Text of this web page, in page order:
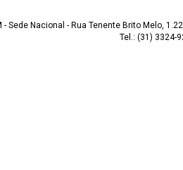
- Sede Nacional - Rua Tenente Brito Melo,
Tel.: (31) 3324-